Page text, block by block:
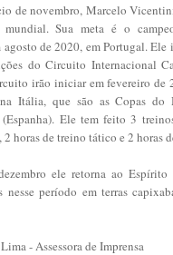
de novembro, Marcelo
Sua meta é o
agosto de 2020, em Portugal. Ele
do Circuito Internacional
irão iniciar em fevereiro de
Itália, que são as Copas
Ele tem feito 3
horas de treino tático e 2 horas
ele retorna ao
nesse período em terras
- Assessora de Imprensa